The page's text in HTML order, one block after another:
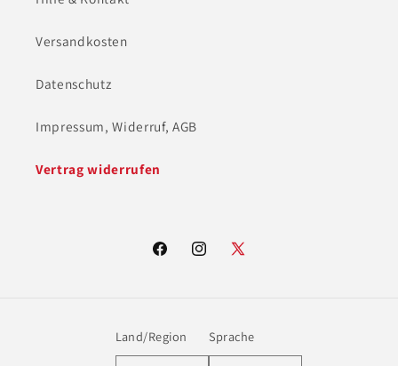
Versandkosten
Datenschutz
Impressum, Widerruf, AGB
Vertrag widerrufen
FacebookInstagram
X
Land/Region Sprache